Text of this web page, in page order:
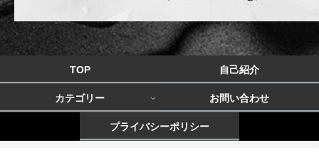
TOP 自己紹介
カテゴリー お問い合わせ
プライバシーポリシー